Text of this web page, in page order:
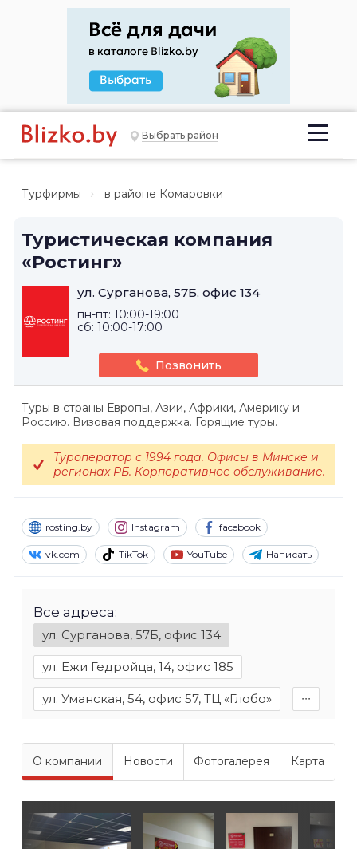
Выбрать район
Турфирмы в районе Комаровки
Туристическая компания
«Ростинг»
ул. Сурганова, 57Б, офис 134
пн-пт: 10:00-19:00
сб: 10:00-17:00
Позвонить
Туры в страны Европы, Азии, Африки, Америку и
Россию. Визовая поддержка. Горящие туры.
Туроператор с 1994 года. Офисы в Минске и
регионах РБ. Корпоративное обслуживание.
rosting.by Instagram facebook
vk.com TikTok YouTube Написать
Все адреса:
ул. Сурганова, 57Б, офис 134
ул. Ежи Гедройца, 14, офис 185
ул. Уманская, 54, офис 57, ТЦ «Глобо» ∙∙∙
О компании Новости Фотогалерея Карта